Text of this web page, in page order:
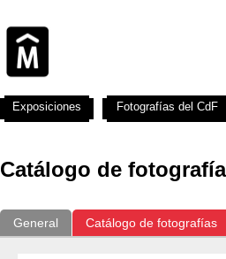
Catálogo de
General Catálogo de fotografías
Exposiciones Fotografías del CdF